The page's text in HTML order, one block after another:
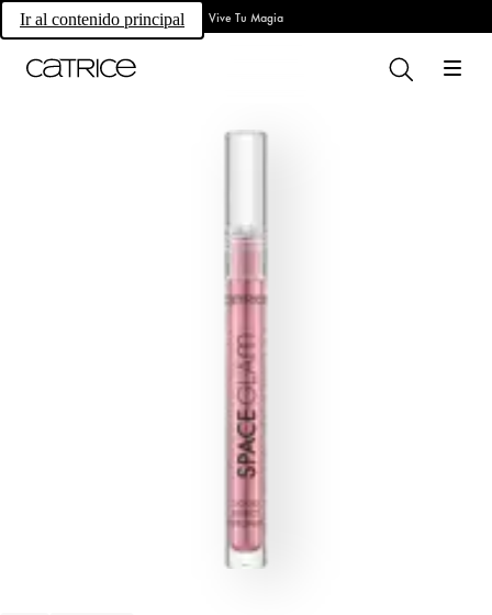
Ir al contenido principal Vive Tu Magia